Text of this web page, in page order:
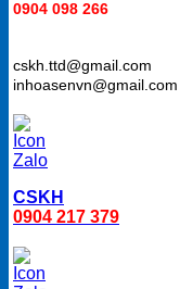
0904 098 266
cskh.ttd@gmail.com
inhoasenvn@gmail.com
CSKH
0904 217 379